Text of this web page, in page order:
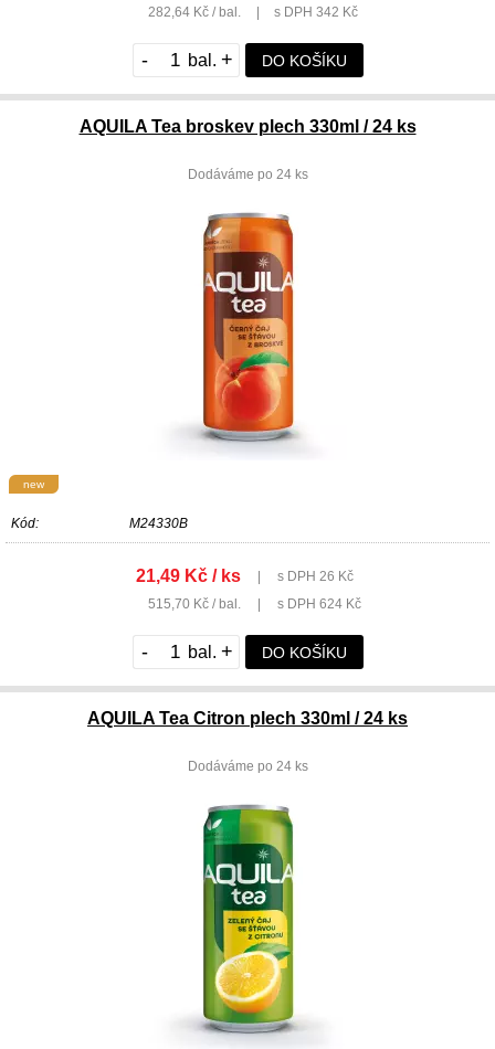
282,64 Kč / bal.
s DPH 342 Kč
- + DO KOŠÍKU
AQUILA Tea broskev plech 330ml / 24 ks
Dodáváme po 24 ks
new
Kód: M24330B
21,49 Kč / ks
s DPH 26 Kč
515,70 Kč / bal.
s DPH 624 Kč
- + DO KOŠÍKU
AQUILA Tea Citron plech 330ml / 24 ks
Dodáváme po 24 ks